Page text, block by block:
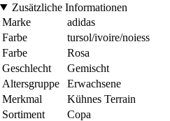
Zusätzliche Informationen
Marke
adidas
Farbe
tursol/ivoire/noiess
Farbe
Rosa
Geschlecht
Gemischt
Altersgruppe
Erwachsene
Merkmal
Kühnes Terrain
Sortiment
Copa